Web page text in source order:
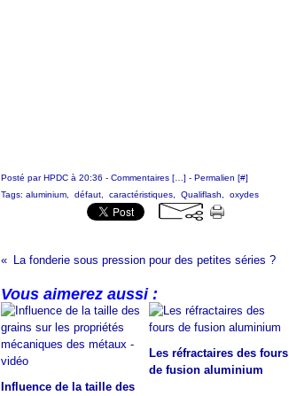
Posté par HPDC à 20:36 - Commentaires [ ] - Permalien [#]
Tags: aluminium défaut caractéristiques Qualiflash oxydes
La fonderie sous pression pour des petites séries ?
Vous aimerez aussi :
Influence de la taille des
Les réfractaires des fours
de fusion aluminium